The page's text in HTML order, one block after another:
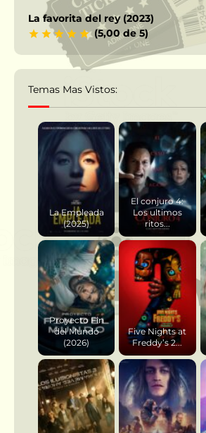
La favorita del rey (2023)
(5,00 de 5)
Temas Mas Vistos:
La Empleada
(2025)
El conjuro 4:
Los ultimos
ritos...
Proyecto Fin
del Mundo
(2026)
Five Nights at
Freddy’s 2...